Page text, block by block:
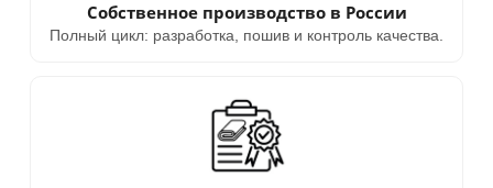
Собственное производство в России
Полный цикл: разработка, пошив и контроль качества.